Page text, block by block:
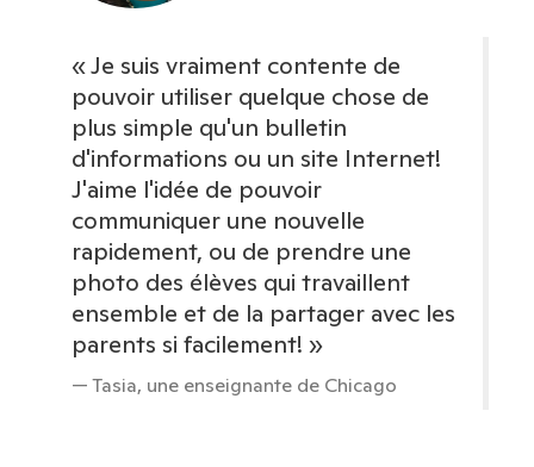
« Je suis vraiment contente de
pouvoir utiliser quelque chose de
plus simple qu'un bulletin
d'informations ou un site Internet!
J'aime l'idée de pouvoir
communiquer une nouvelle
rapidement, ou de prendre une
photo des élèves qui travaillent
ensemble et de la partager avec les
parents si facilement! »
— Tasia, une enseignante de Chicago